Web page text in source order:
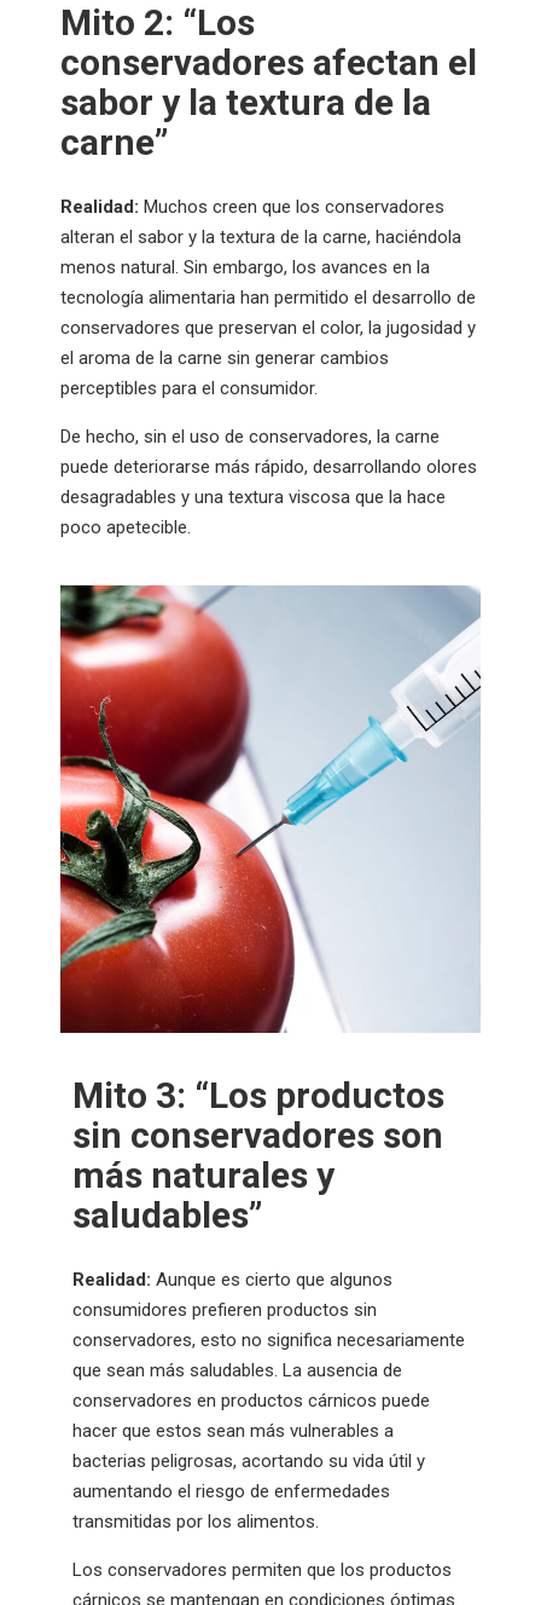
Mito 2: “Los
conservadores afectan el
sabor y la textura de la
carne”
Realidad: Muchos creen que los conservadores
alteran el sabor y la textura de la carne, haciéndola
menos natural. Sin embargo, los avances en la
tecnología alimentaria han permitido el desarrollo de
conservadores que preservan el color, la jugosidad y
el aroma de la carne sin generar cambios
perceptibles para el consumidor.
De hecho, sin el uso de conservadores, la carne
puede deteriorarse más rápido, desarrollando olores
desagradables y una textura viscosa que la hace
poco apetecible.
Mito 3: “Los productos
sin conservadores son
más naturales y
saludables”
Realidad: Aunque es cierto que algunos
consumidores prefieren productos sin
conservadores, esto no significa necesariamente
que sean más saludables. La ausencia de
conservadores en productos cárnicos puede
hacer que estos sean más vulnerables a
bacterias peligrosas, acortando su vida útil y
aumentando el riesgo de enfermedades
transmitidas por los alimentos.
Los conservadores permiten que los productos
cárnicos se mantengan en condiciones óptimas